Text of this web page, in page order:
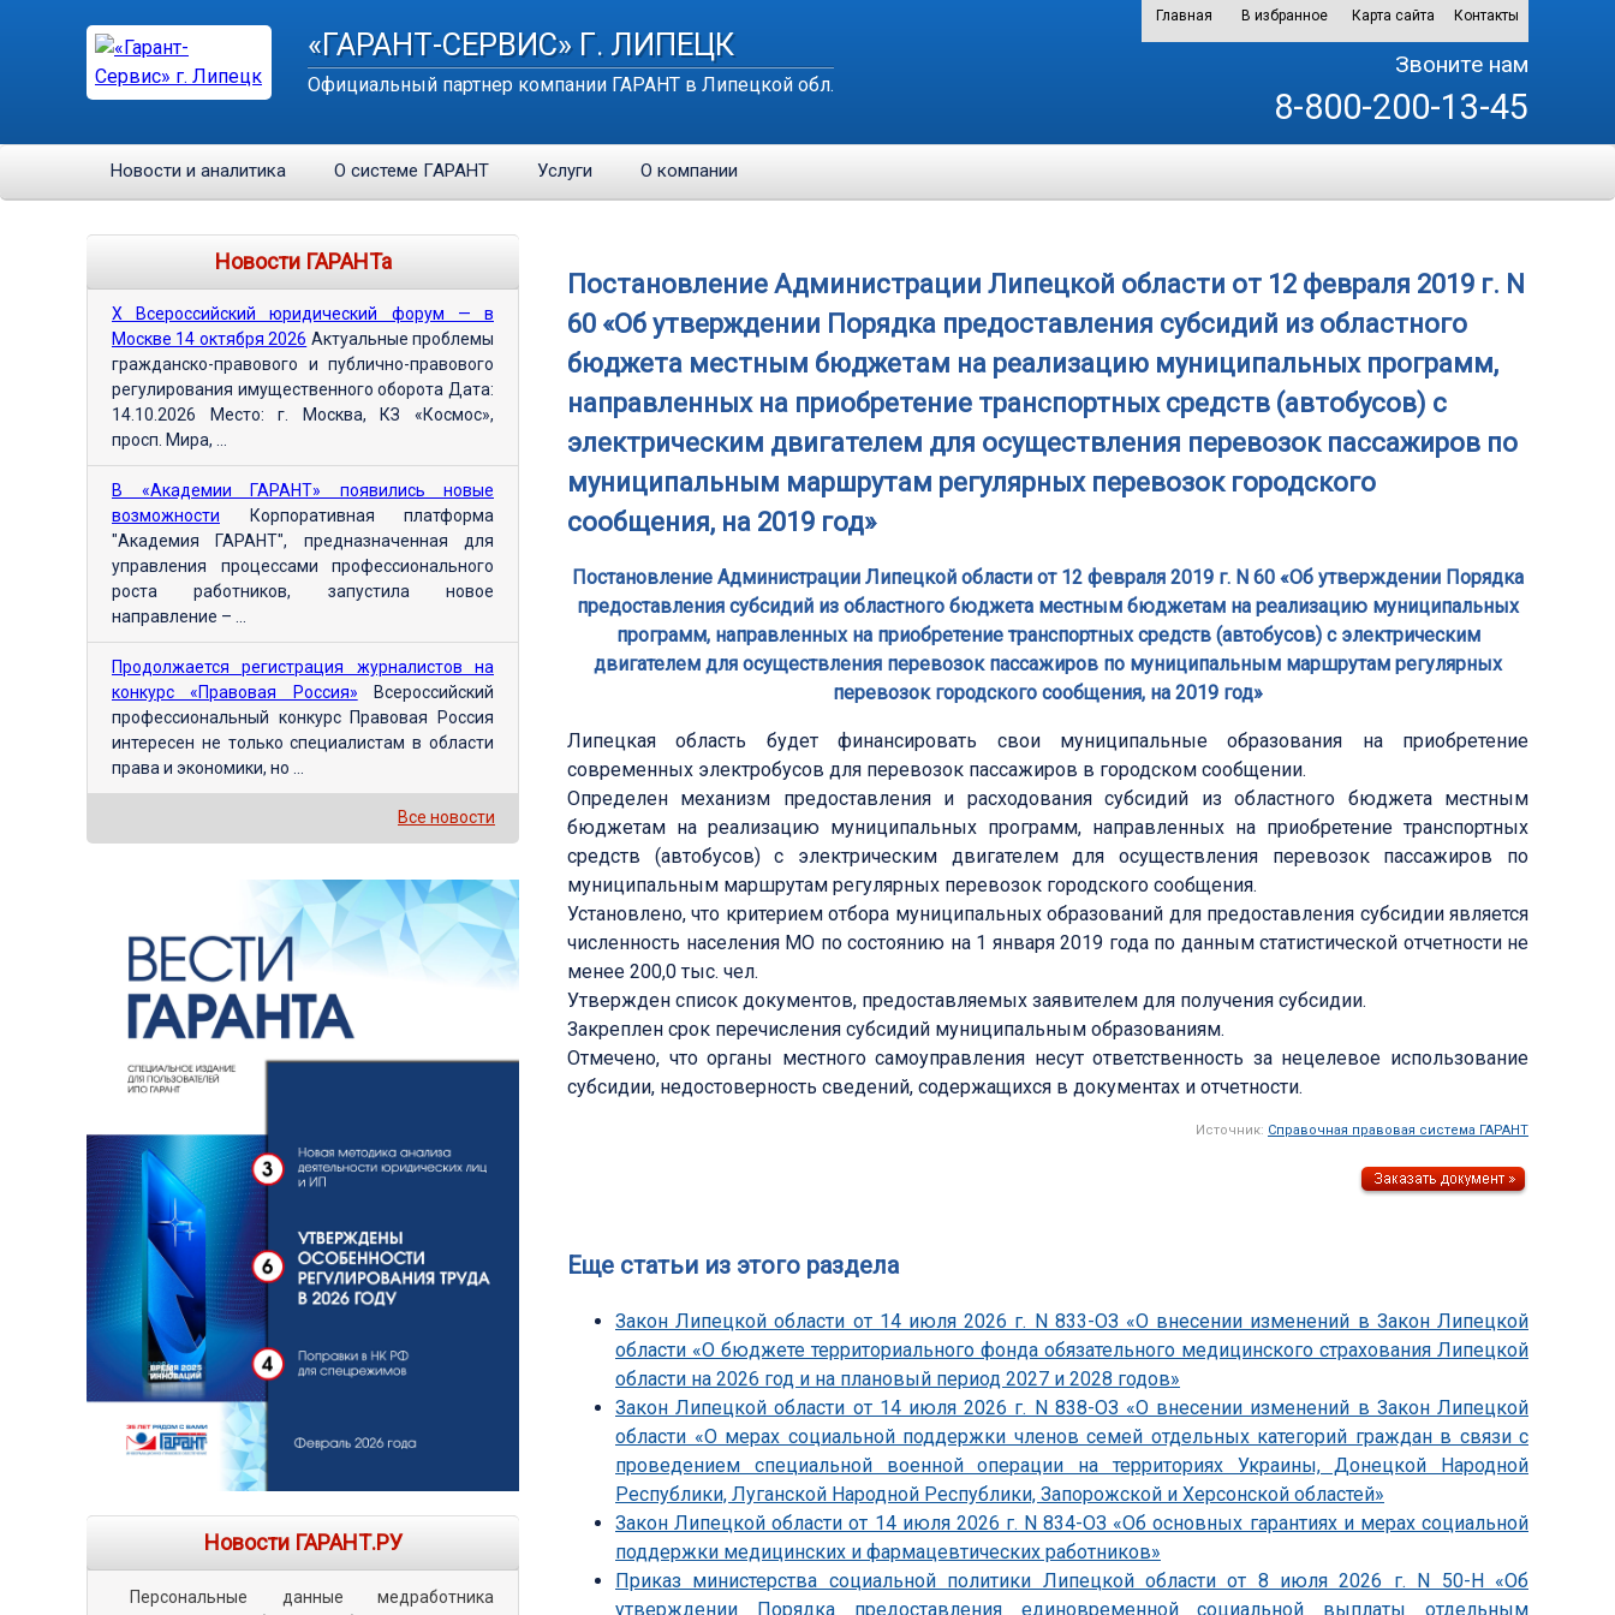
«ГАРАНТ-СЕРВИС» Г. ЛИПЕЦК
Официальный партнер компании ГАРАНТ в Липецкой обл.
Главная В избранное Карта сайта Контакты
Звоните нам
8-800-200-13-45
Новости и аналитика О системе ГАРАНТ Услуги О компании
Постановление Администрации Липецкой области от 12 февраля 2019 г. N
60 «Об утверждении Порядка предоставления субсидий из областного
бюджета местным бюджетам на реализацию муниципальных программ,
направленных на приобретение транспортных средств (автобусов) с
электрическим двигателем для осуществления перевозок пассажиров по
муниципальным маршрутам регулярных перевозок городского
сообщения, на 2019 год»
Постановление Администрации Липецкой области от 12 февраля 2019 г. N 60 «Об утверждении Порядка
предоставления субсидий из областного бюджета местным бюджетам на реализацию муниципальных
программ, направленных на приобретение транспортных средств (автобусов) с электрическим
двигателем для осуществления перевозок пассажиров по муниципальным маршрутам регулярных
перевозок городского сообщения, на 2019 год»
Липецкая область будет финансировать свои муниципальные образования на приобретение
современных электробусов для перевозок пассажиров в городском сообщении.
Определен механизм предоставления и расходования субсидий из областного бюджета местным
бюджетам на реализацию муниципальных программ, направленных на приобретение транспортных
средств (автобусов) с электрическим двигателем для осуществления перевозок пассажиров по
муниципальным маршрутам регулярных перевозок городского сообщения.
Установлено, что критерием отбора муниципальных образований для предоставления субсидии является
численность населения МО по состоянию на 1 января 2019 года по данным статистической отчетности не
менее 200,0 тыс. чел.
Утвержден список документов, предоставляемых заявителем для получения субсидии.
Закреплен срок перечисления субсидий муниципальным образованиям.
Отмечено, что органы местного самоуправления несут ответственность за нецелевое использование
субсидии, недостоверность сведений, содержащихся в документах и отчетности.
Источник: Справочная правовая система ГАРАНТ
Еще статьи из этого раздела
Закон Липецкой области от 14 июля 2026 г. N 833-ОЗ «О внесении изменений в Закон Липецкой
области «О бюджете территориального фонда обязательного медицинского страхования Липецкой
области на 2026 год и на плановый период 2027 и 2028 годов»
Закон Липецкой области от 14 июля 2026 г. N 838-ОЗ «О внесении изменений в Закон Липецкой
области «О мерах социальной поддержки членов семей отдельных категорий граждан в связи с
проведением специальной военной операции на территориях Украины, Донецкой Народной
Республики, Луганской Народной Республики, Запорожской и Херсонской областей»
Закон Липецкой области от 14 июля 2026 г. N 834-ОЗ «Об основных гарантиях и мерах социальной
поддержки медицинских и фармацевтических работников»
Приказ министерства социальной политики Липецкой области от 8 июля 2026 г. N 50-Н «Об
утверждении Порядка предоставления единовременной социальной выплаты отдельным
Новости ГАРАНТа
Х Всероссийский юридический форум — в
Москве 14 октября 2026 Актуальные проблемы
гражданско-правового и публично-правового
регулирования имущественного оборота Дата:
14.10.2026 Место: г. Москва, КЗ «Космос»,
просп. Мира, ...
В «Академии ГАРАНТ» появились новые
возможности Корпоративная платформа
"Академия ГАРАНТ", предназначенная для
управления процессами профессионального
роста работников, запустила новое
направление – ...
Продолжается регистрация журналистов на
конкурс «Правовая Россия» Всероссийский
профессиональный конкурс Правовая Россия
интересен не только специалистам в области
права и экономики, но ...
Все новости
Новости ГАРАНТ.РУ
Персональные данные медработника